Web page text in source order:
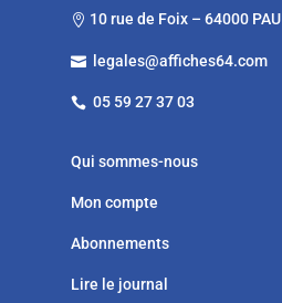
 10 rue de Foix – 64000 PAU
 legales@affiches64.com
 05 59 27 37 03
Qui sommes-nous
Mon compte
Abonnements
Lire le journal